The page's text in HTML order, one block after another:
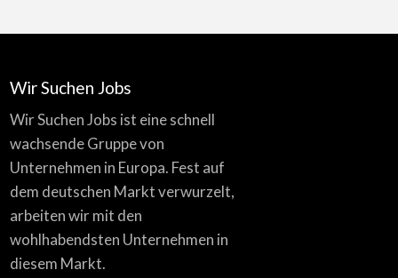
Wir Suchen Jobs
Wir Suchen Jobs ist eine schnell
wachsende Gruppe von
Unternehmen in Europa. Fest auf
dem deutschen Markt verwurzelt,
arbeiten wir mit den
wohlhabendsten Unternehmen in
diesem Markt.